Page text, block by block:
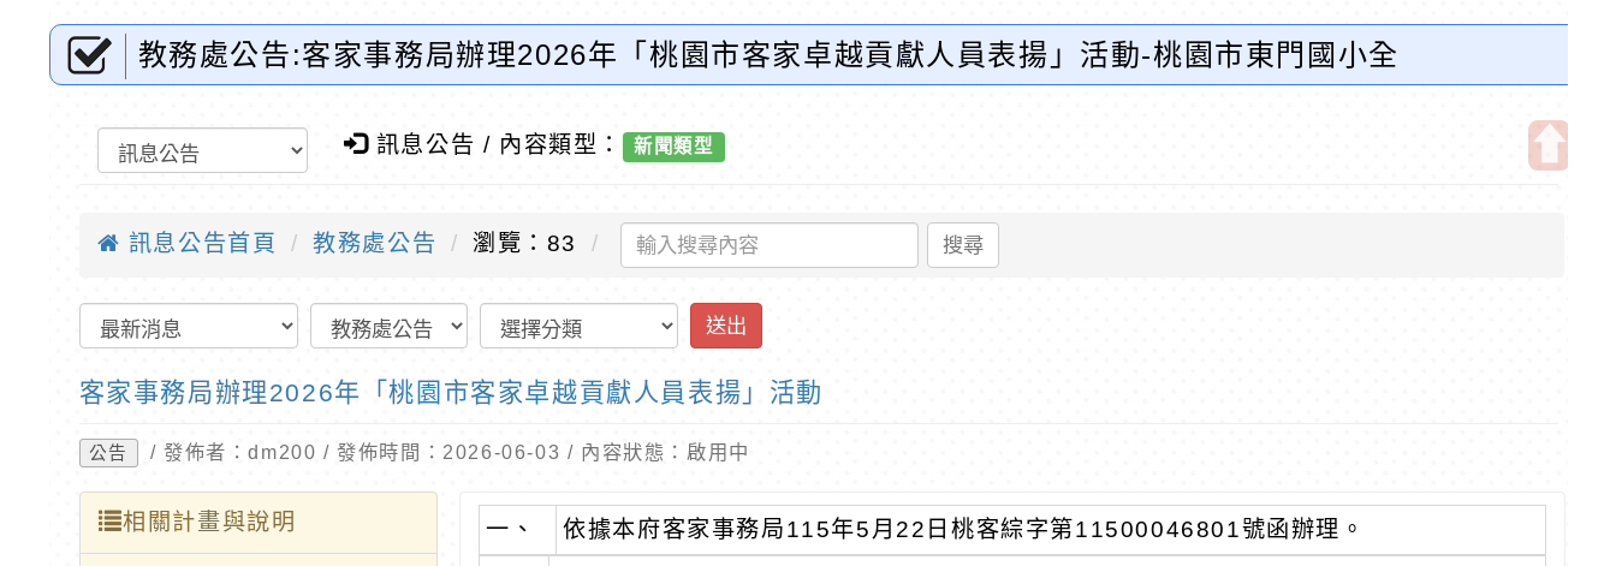
教務處公告:客家事務局辦理2026年「桃園市客家卓越貢獻人員表揚」活動-桃園市東門國小全
訊息公告 / 內容類型： 新聞類型
訊息公告首頁 教務處公告 瀏覽：83 搜尋
送出
客家事務局辦理2026年「桃園市客家卓越貢獻人員表揚」活動
公告 / 發佈者：dm200 / 發佈時間：2026-06-03 / 內容狀態：啟用中
相關計畫與說明 一、
依據本府客家事務局115年5月22日桃客綜字第11500046801號函辦理。